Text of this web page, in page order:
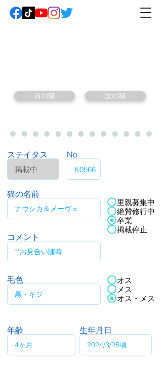
前の猫 次の猫
ステイタス No
猫の名前
コメント
里親募集中
絶賛修行中
卒業
掲載停止
毛色
オス
メス
オス・メス
年齢 生年月日